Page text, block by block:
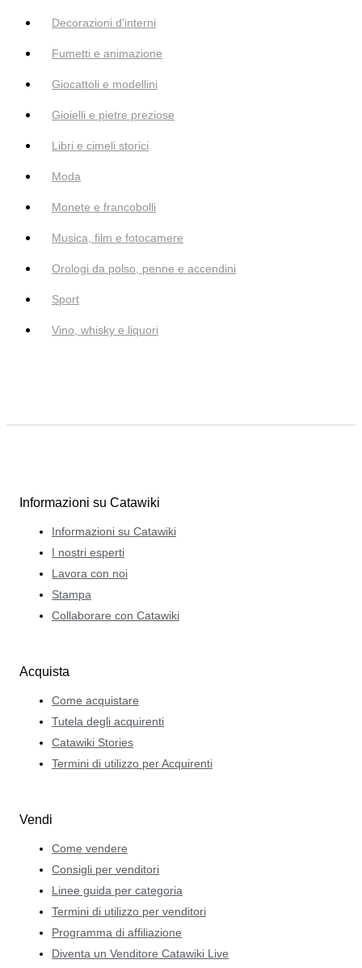
Decorazioni d'interni
Fumetti e animazione
Giocattoli e modellini
Gioielli e pietre preziose
Libri e cimeli storici
Moda
Monete e francobolli
Musica, film e fotocamere
Orologi da polso, penne e accendini
Sport
Vino, whisky e liquori
Informazioni su Catawiki
Informazioni su Catawiki
I nostri esperti
Lavora con noi
Stampa
Collaborare con Catawiki
Acquista
Come acquistare
Tutela degli acquirenti
Catawiki Stories
Termini di utilizzo per Acquirenti
Vendi
Come vendere
Consigli per venditori
Linee guida per categoria
Termini di utilizzo per venditori
Programma di affiliazione
Diventa un Venditore Catawiki Live